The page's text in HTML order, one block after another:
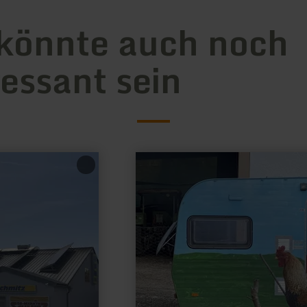
auch noch
sein
Wohnmobilstellplätze
Christiansmühle